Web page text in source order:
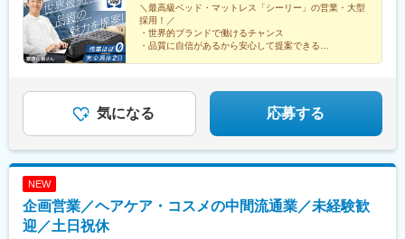
＼最高級ベッド・マットレス「シーリー」の営業・大型
採用！／
・世界的ブランドで働けるチャンス
・品質に自信があるから安心して提案できる
気になる 応募する
NEW
企画営業／ヘアケア・コスメの中間流通業／未経験歓
迎／土日祝休